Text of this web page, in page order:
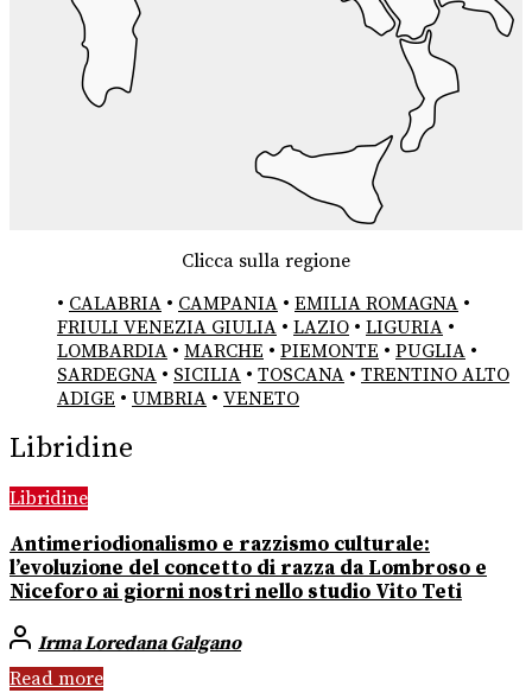
Clicca sulla regione
• CALABRIA • CAMPANIA • EMILIA ROMAGNA •
FRIULI VENEZIA GIULIA • LAZIO • LIGURIA •
LOMBARDIA • MARCHE • PIEMONTE • PUGLIA •
SARDEGNA • SICILIA • TOSCANA • TRENTINO ALTO
ADIGE • UMBRIA • VENETO
Libridine
Libridine
Antimeriodionalismo e razzismo culturale:
l’evoluzione del concetto di razza da Lombroso e
Niceforo ai giorni nostri nello studio Vito Teti
Irma Loredana Galgano
Read more